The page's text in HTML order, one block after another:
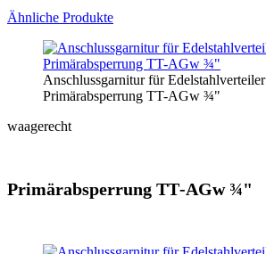
Ähnliche Produkte
Anschlussgarnitur für Edelstahlverteiler
Primärabsperrung TT-AGw ¾"
waagerecht
Primär­absperrung TT‑AGw ¾"